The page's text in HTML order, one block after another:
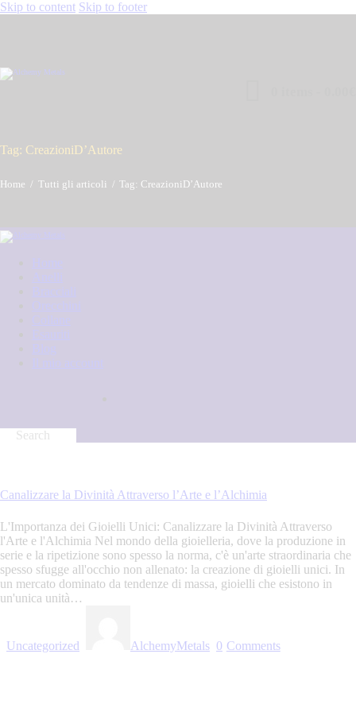
Skip to content Skip to footer
Tag: CreazioniD’Autore
Home Tutti gli articoli Tag: CreazioniD’Autore
Home
Anelli
Bracciali
Orecchini
Collane
Esauriti
Blog
Il mio account
Canalizzare la Divinità Attraverso l’Arte e l’Alchimia
L'Importanza dei Gioielli Unici: Canalizzare la Divinità Attraverso
l'Arte e l'Alchimia Nel mondo della gioielleria, dove la produzione in
serie e la ripetizione sono spesso la norma, c'è un'arte straordinaria che
spesso sfugge all'occhio non allenato: la creazione di gioielli unici. In
un mercato dominato da tendenze di massa, gioielli che esistono in
un'unica unità…
Uncategorized AlchemyMetals 0 Comments